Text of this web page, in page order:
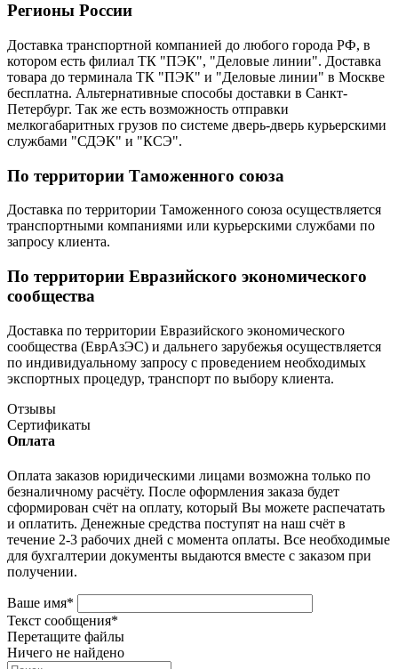
Регионы России
Доставка транспортной компанией до любого города РФ, в
котором есть филиал ТК "ПЭК", "Деловые линии". Доставка
товара до терминала ТК "ПЭК" и "Деловые линии" в Москве
бесплатна. Альтернативные способы доставки в Санкт-
Петербург. Так же есть возможность отправки
мелкогабаритных грузов по системе дверь-дверь курьерскими
службами "СДЭК" и "КСЭ".
По территории Таможенного союза
Доставка по территории Таможенного союза осуществляется
транспортными компаниями или курьерскими службами по
запросу клиента.
По территории Евразийского экономического
сообщества
Доставка по территории Евразийского экономического
сообщества (ЕврАзЭС) и дальнего зарубежья осуществляется
по индивидуальному запросу с проведением необходимых
экспортных процедур, транспорт по выбору клиента.
Отзывы
Сертификаты
Оплата
Оплата заказов юридическими лицами возможна только по
безналичному расчёту. После оформления заказа будет
сформирован счёт на оплату, который Вы можете распечатать
и оплатить. Денежные средства поступят на наш счёт в
течение 2-3 рабочих дней с момента оплаты. Все необходимые
для бухгалтерии документы выдаются вместе с заказом при
получении.
Ваше имя*
Текст сообщения*
Перетащите файлы
Ничего не найдено